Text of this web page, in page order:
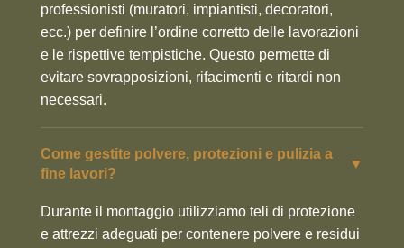
professionisti (muratori, impiantisti, decoratori,
ecc.) per definire l’ordine corretto delle lavorazioni
e le rispettive tempistiche. Questo permette di
evitare sovrapposizioni, rifacimenti e ritardi non
necessari.
Come gestite polvere, protezioni e pulizia a
fine lavori?
▼
Durante il montaggio utilizziamo teli di protezione
e attrezzi adeguati per contenere polvere e residui